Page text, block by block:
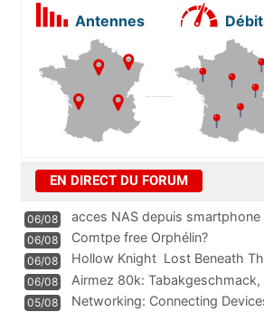
Antennes
EN DIRECT DU FORUM
06/08 acces NAS depuis smartphone
06/08 Comtpe free Orphélin?
06/08 Hollow Knight  Lost Beneath
06/08
Airmez 80k: Tabakgeschmack,
Technologie und Leistung im
05/08 Networking: Connecting